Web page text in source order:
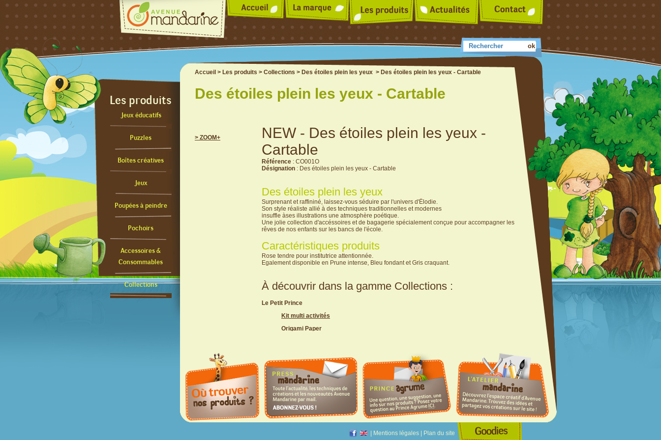
Les produits
Jeux éducatifs
Puzzles
Boîtes créatives
Jeux
Poupées à peindre
Pochoirs
Accessoires &
Consommables
Collections
Accueil > Les produits > Collections > Des étoiles plein les yeux > Des étoiles plein les yeux - Cartable
Des étoiles plein les yeux - Cartable
> ZOOM+
NEW - Des étoiles plein les yeux -
Cartable
Référence : CO001O
Désignation : Des étoiles plein les yeux - Cartable
Des étoiles plein les yeux
Surprenant et raffininé, laissez-vous séduire par l'univers d'Ëlodie.
Son style réaliste allié à des techniques traditionnelles et modernes
insuffle àses illustrations une atmosphère poétique.
Une jolie collection d'accéssoires et de bagagerie spécialement conçue pour accompagner les
rêves de nos enfants sur les bancs de l'école.
Caractéristiques produits
Rose tendre pour institutrice attentionnée.
Egalement disponible en Prune intense, Bleu fondant et Gris craquant.
À découvrir dans la gamme Collections :
Le Petit Prince
Kit multi activités
Origami Paper
Set créatif - Decalco Mania
Cahier de dessin A4
Carnet de coloriage
Stickers muraux
Stickers muraux, Medium
Mentions légales Plan du site